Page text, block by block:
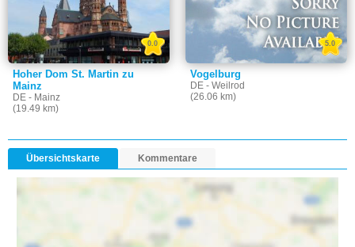
Hoher Dom St. Martin zu
Mainz
DE - Mainz
(19.49 km)
0.0
Vogelburg
DE - Weilrod
(26.06 km)
5.0
Übersichtskarte Kommentare